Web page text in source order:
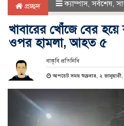
প্রচ্ছদ ক্যাম্পাস,সর্বশেষ,
খাবারের খোঁজে বের হয়ে
ওপর হামলা, আহত ৫
বাকৃবি প্রতিনিধি
আপডেট সময় শুক্রবার, ২